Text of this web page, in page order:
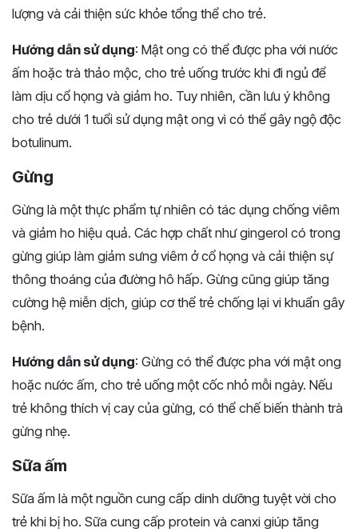
lượng và cải thiện sức khỏe tổng thể cho trẻ.
Hướng dẫn sử dụng: Mật ong có thể được pha với nước
ấm hoặc trà thảo mộc, cho trẻ uống trước khi đi ngủ để
làm dịu cổ họng và giảm ho. Tuy nhiên, cần lưu ý không
cho trẻ dưới 1 tuổi sử dụng mật ong vì có thể gây ngộ độc
botulinum.
Gừng
Gừng là một thực phẩm tự nhiên có tác dụng chống viêm
và giảm ho hiệu quả. Các hợp chất như gingerol có trong
gừng giúp làm giảm sưng viêm ở cổ họng và cải thiện sự
thông thoáng của đường hô hấp. Gừng cũng giúp tăng
cường hệ miễn dịch, giúp cơ thể trẻ chống lại vi khuẩn gây
bệnh.
Hướng dẫn sử dụng: Gừng có thể được pha với mật ong
hoặc nước ấm, cho trẻ uống một cốc nhỏ mỗi ngày. Nếu
trẻ không thích vị cay của gừng, có thể chế biến thành trà
gừng nhẹ.
Sữa ấm
Sữa ấm là một nguồn cung cấp dinh dưỡng tuyệt vời cho
trẻ khi bị ho. Sữa cung cấp protein và canxi giúp tăng